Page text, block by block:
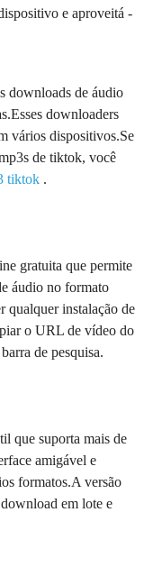
e aproveitá -
downloads de áudio
downloaders
vários dispositivos.Se
de tiktok, você
tiktok .
gratuita que permite
áudio no formato
qualquer instalação de
o URL de vídeo do
de pesquisa.
que suporta mais de
amigável e
formatos.A versão
em lote e